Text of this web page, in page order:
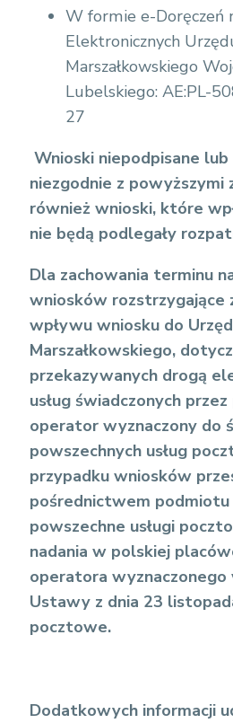
W formie e-Doręczeń
Elektronicznych
Marszałkowskiego
Lubelskiego: AE:PL-
27
Wnioski niepodpisane lub
niezgodnie z powyższymi
również wnioski, które
nie będą podlegały
Dla zachowania terminu
wniosków rozstrzygające
wpływu wniosku do
Marszałkowskiego,
przekazywanych drogą
usług świadczonych
operator wyznaczony do
powszechnych usług
przypadku wniosków
pośrednictwem podmiotu
powszechne usługi
nadania w polskiej
operatora wyznaczonego
Ustawy z dnia 23
pocztowe.
Dodatkowych informacji